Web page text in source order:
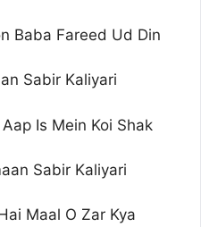
Baba Fareed Ud Din
Sabir Kaliyari
Is Mein Koi Shak
Sabir Kaliyari
Maal O Zar Kya